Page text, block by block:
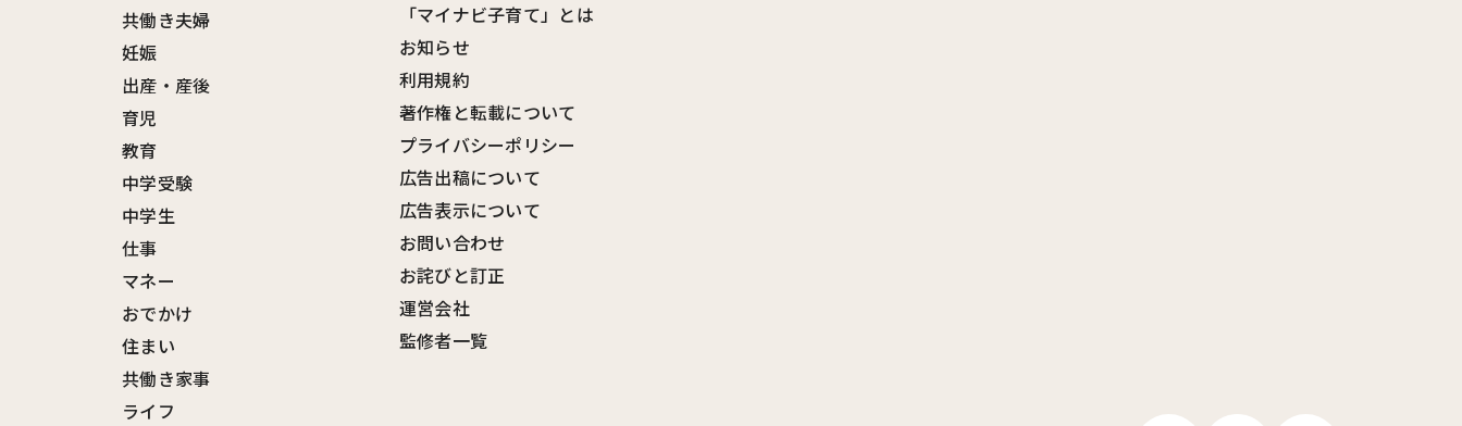
共働き夫婦
妊娠
出産・産後
育児
教育
中学受験
中学生
仕事
マネー
おでかけ
住まい
共働き家事
ライフ
「マイナビ子育て」とは
お知らせ
利用規約
著作権と転載について
プライバシーポリシー
広告出稿について
広告表示について
お問い合わせ
お詫びと訂正
運営会社
監修者一覧